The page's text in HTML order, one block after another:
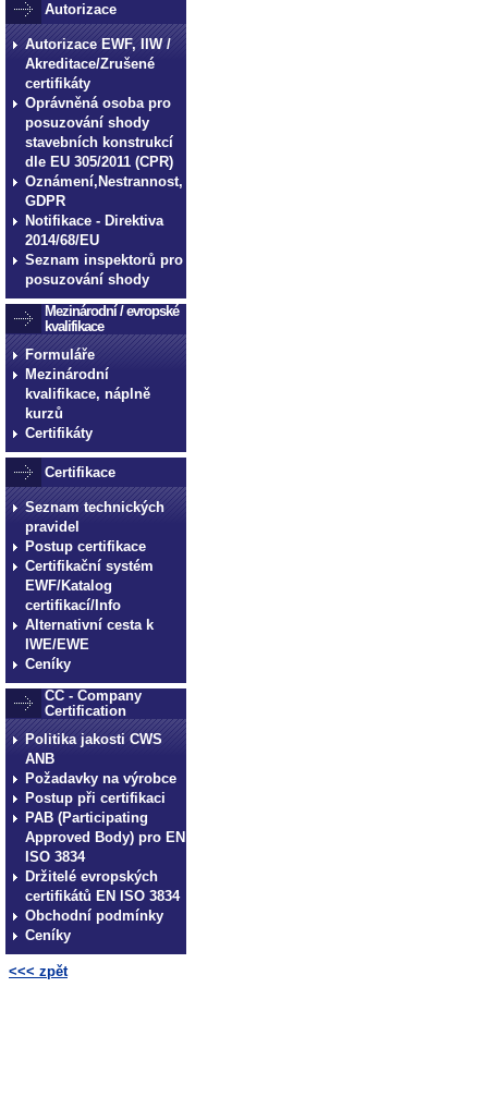
Autorizace
Autorizace EWF, IIW /
Akreditace/Zrušené
certifikáty
Oprávněná osoba pro
posuzování shody
stavebních konstrukcí
dle EU 305/2011 (CPR)
Oznámení,Nestrannost,
GDPR
Notifikace - Direktiva
2014/68/EU
Seznam inspektorů pro
posuzování shody
Mezinárodní / evropské
kvalifikace
Formuláře
Mezinárodní
kvalifikace, náplně
kurzů
Certifikáty
Certifikace
Seznam technických
pravidel
Postup certifikace
Certifikační systém
EWF/Katalog
certifikací/Info
Alternativní cesta k
IWE/EWE
Ceníky
CC - Company
Certification
Politika jakosti CWS
ANB
Požadavky na výrobce
Postup při certifikaci
PAB (Participating
Approved Body) pro EN
ISO 3834
Držitelé evropských
certifikátů EN ISO 3834
Obchodní podmínky
Ceníky
<<< zpět